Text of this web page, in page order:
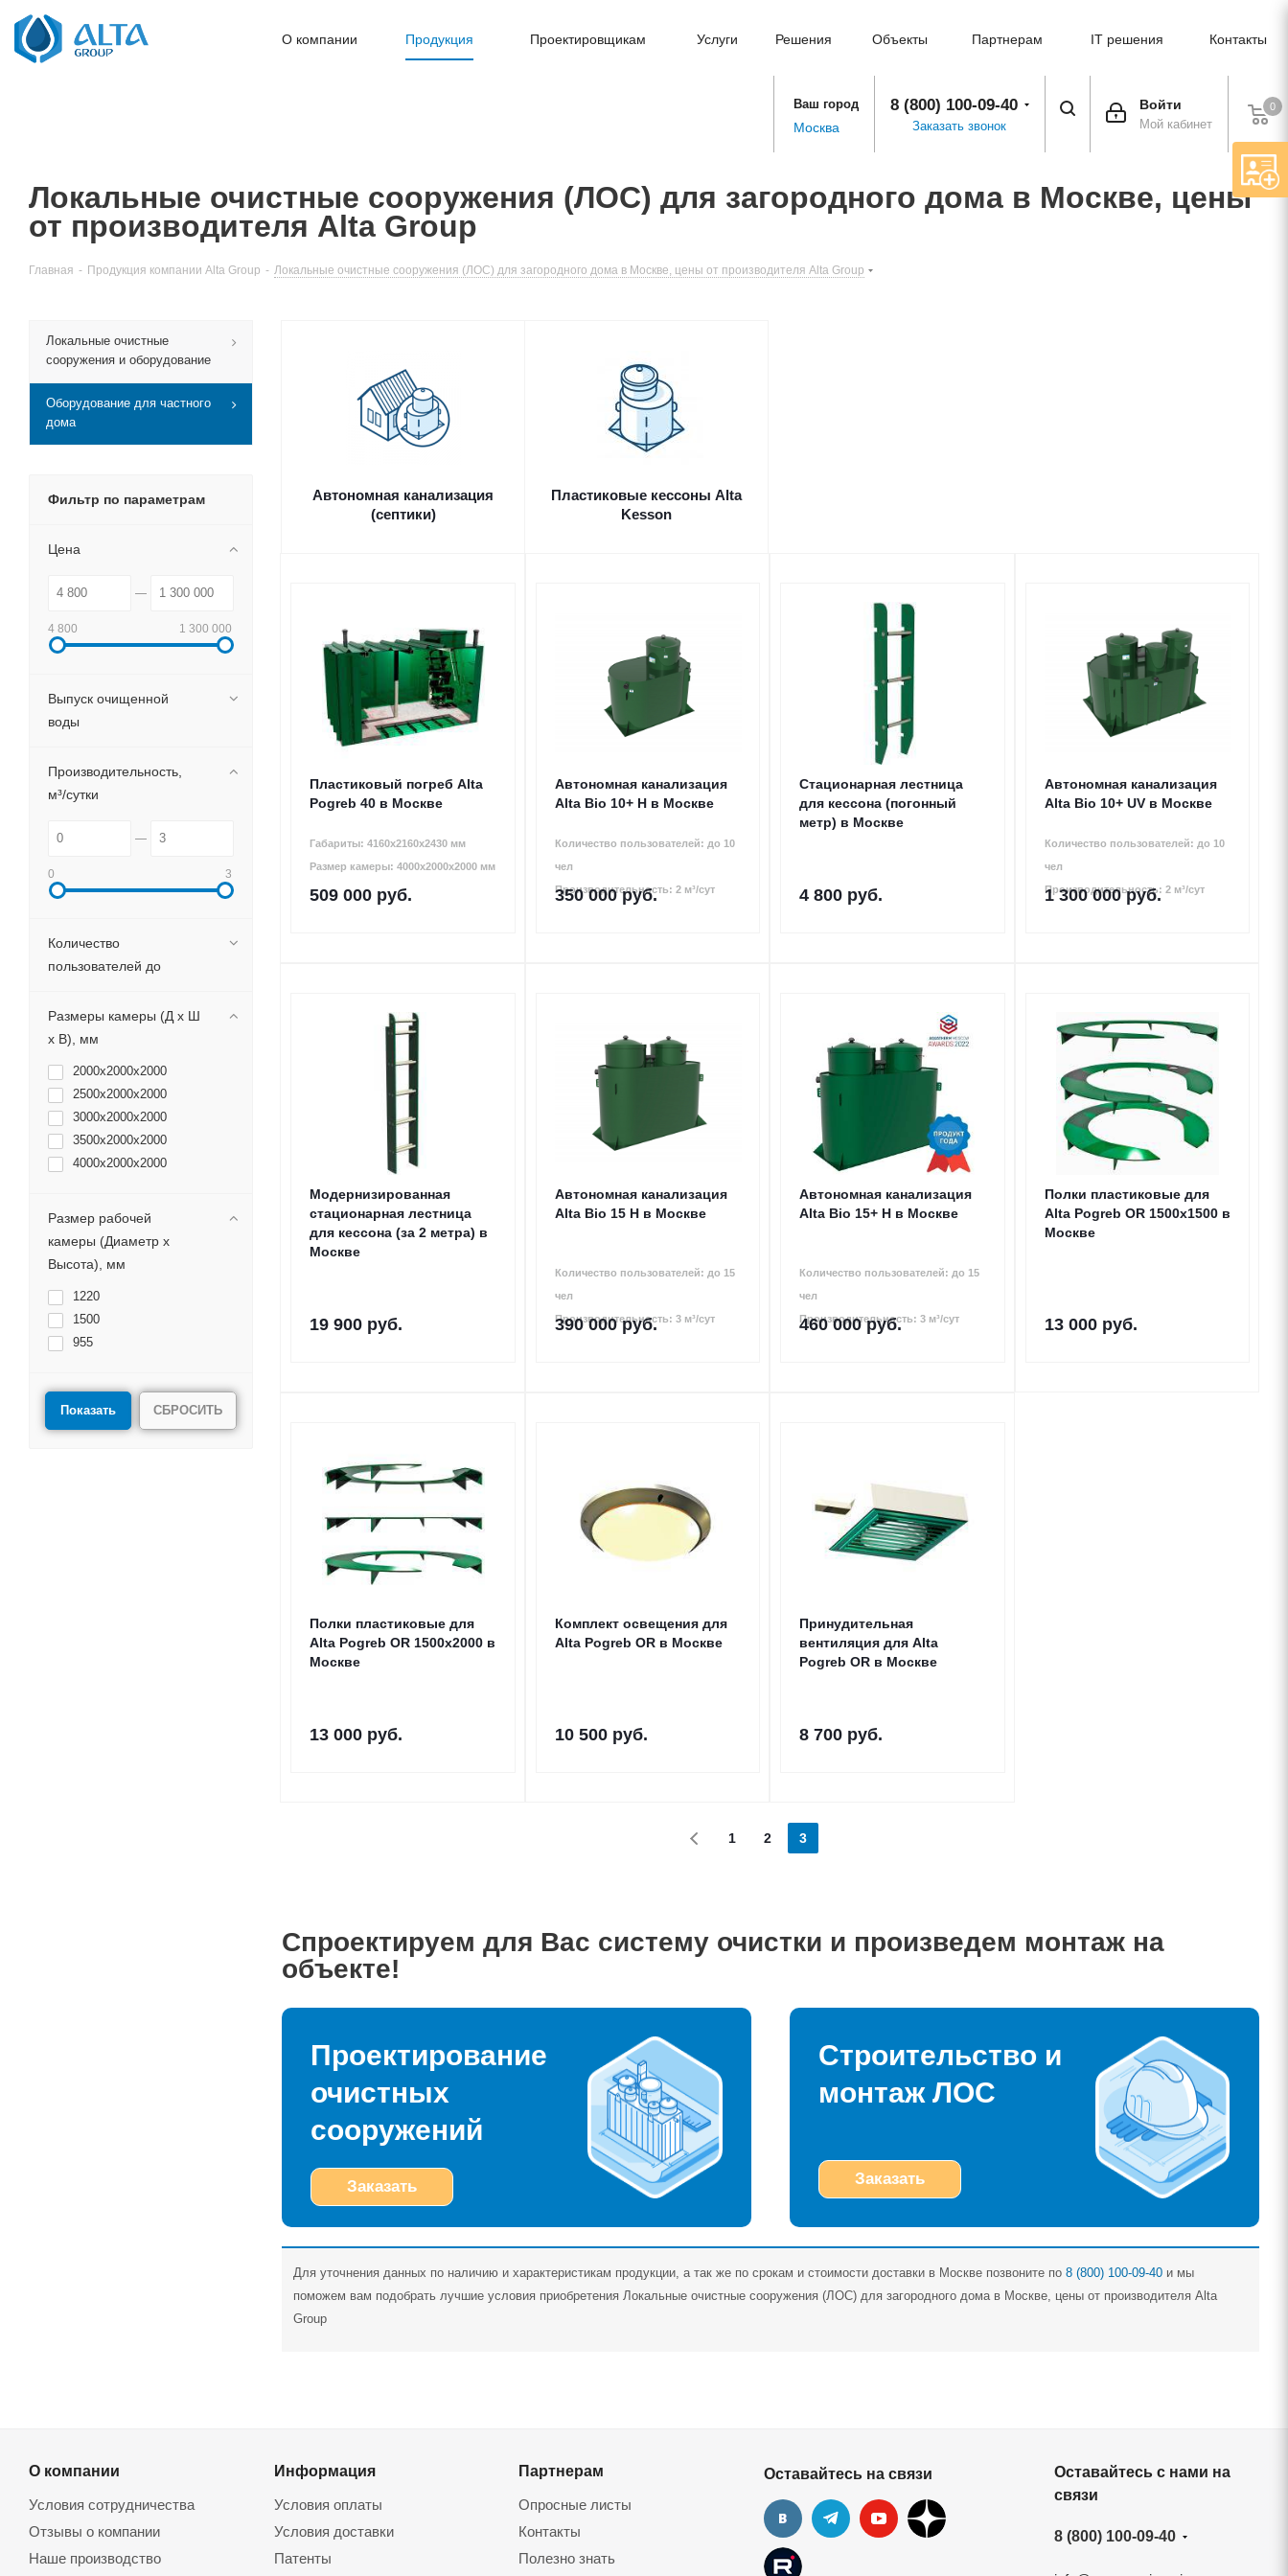
О компании Продукция Проектировщикам Услуги Решения Объекты Партнерам IT решения Контакты
0
Войти
Мой кабинет
8 (800) 100-09-40
Заказать звонок
Ваш город
Москва
Локальные очистные сооружения (ЛОС) для загородного дома в Москве, цены
от производителя Alta Group
Главная - Продукция компании Alta Group - Локальные очистные сооружения (ЛОС) для загородного дома в Москве, цены от производителя Alta Group
Автономная канализация
(септики)
Пластиковые кессоны Alta
Kesson
Пластиковый погреб Alta
Pogreb 40 в Москве
Габариты: 4160х2160х2430 мм
Размер камеры: 4000х2000х2000 мм
509 000 руб.
Автономная канализация
Alta Bio 10+ Н в Москве
Количество пользователей: до 10
чел
Производительность: 2 м³/сут
350 000руб.
Стационарная лестница
для кессона (погонный
метр) в Москве
4 800 руб.
Автономная канализация
Alta Bio 10+ UV в Москве
Количество пользователей: до 10
чел
Производительность: 2 м³/сут
1 300 000руб.
Модернизированная
стационарная лестница
для кессона (за 2 метра) в
Москве
19 900 руб.
Автономная канализация
Alta Bio 15 Н в Москве
Количество пользователей: до 15
чел
Производительность: 3 м³/сут
390 000руб.
Автономная канализация
Alta Bio 15+ Н в Москве
Количество пользователей: до 15
чел
Производительность: 3 м³/сут
460 000руб.
Полки пластиковые для
Alta Pogreb OR 1500x1500 в
Москве
13 000руб.
Полки пластиковые для
Alta Pogreb OR 1500x2000 в
Москве
13 000 руб.
Комплект освещения для
Alta Pogreb OR в Москве
10 500руб.
Принудительная
вентиляция для Alta
Pogreb OR в Москве
8 700 руб.
1 2 3
Спроектируем для Вас систему очистки и произведем монтаж на
объекте!
Проектирование
очистных
сооружений
Заказать
Строительство и
монтаж ЛОС
Заказать
Для уточнения данных по наличию и характеристикам продукции, а так же по срокам и стоимости доставки в Москве позвоните по 8 (800) 100-09-40 и мы
поможем вам подобрать лучшие условия приобретения Локальные очистные сооружения (ЛОС) для загородного дома в Москве, цены от производителя Alta
Group
Локальные очистные
сооружения и оборудование
Оборудование для частного
дома
Фильтр по параметрам
Цена
4 800 1 300 000
Выпуск очищенной
воды
Производительность,
м³/сутки
0 3
Количество
пользователей до
Размеры камеры (Д х Ш
х В), мм
2000х2000х2000
2500х2000х2000
3000х2000х2000
3500х2000х2000
4000х2000х2000
Размер рабочей
камеры (Диаметр х
Высота), мм
1220
1500
955
СБРОСИТЬ
О компании
Условия сотрудничества
Отзывы о компании
Наше производство
Информация
Условия оплаты
Условия доставки
Патенты
Партнерам
Опросные листы
Контакты
Полезно знать
Оставайтесь на связи
Оставайтесь с нами на
связи
8 (800) 100-09-40